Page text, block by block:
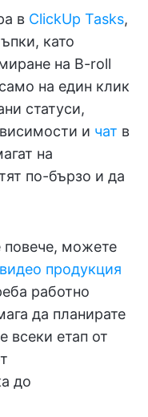
в ClickUp Tasks,
като
на B-roll
на един клик
статуси,
и чат в
на
по-бързо и да
повече, можете
продукция
работно
да планирате
всеки етап от
до